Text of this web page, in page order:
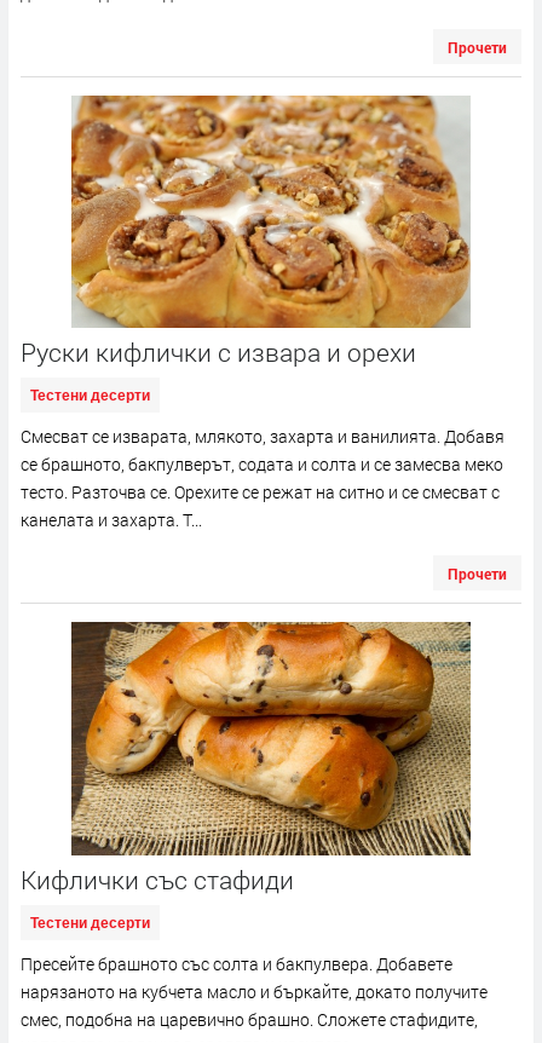
Прочети
Руски кифлички с извара и орехи
Тестени десерти
Смесват се изварата, млякото, захарта и ванилията. Добавя
се брашното, бакпулверът, содата и солта и се замесва меко
тесто. Разточва се. Орехите се режат на ситно и се смесват с
канелата и захарта. Т...
Прочети
Кифлички със стафиди
Тестени десерти
Пресейте брашното със солта и бакпулвера. Добавете
нарязаното на кубчета масло и бъркайте, докато получите
смес, подобна на царевично брашно. Сложете стафидите,